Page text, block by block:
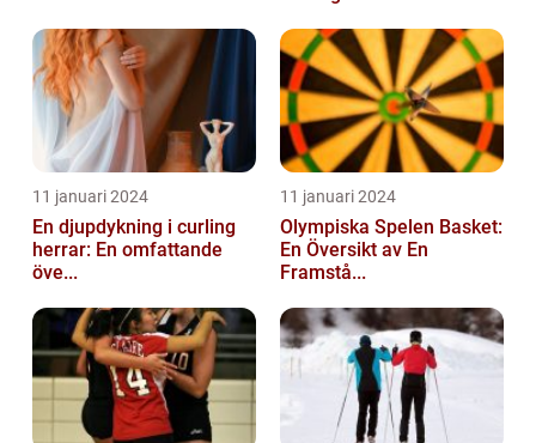
11 januari 2024
En djupdykning i curling
herrar: En omfattande
öve...
11 januari 2024
Olympiska Spelen Basket:
En Översikt av En
Framstå...